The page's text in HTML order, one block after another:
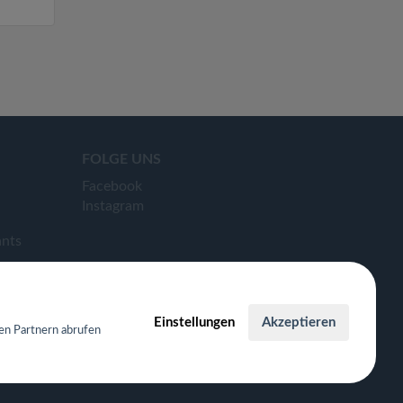
FOLGE UNS
Facebook
Instagram
Partnern abrufen
Einstellungen Akzeptieren